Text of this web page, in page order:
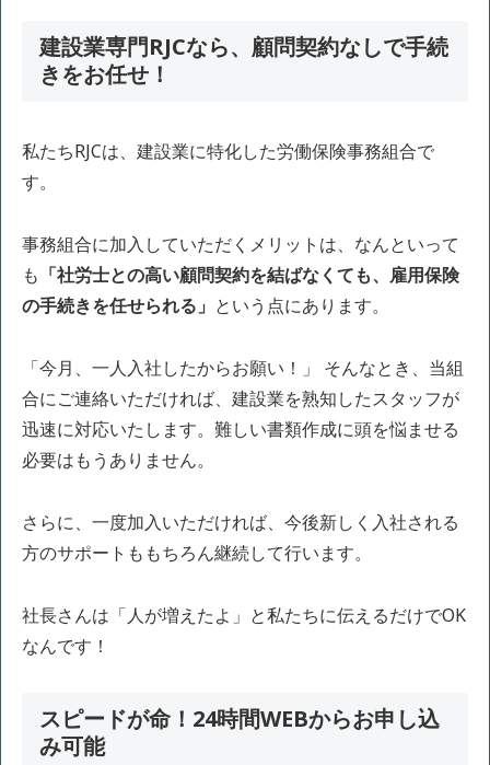
建設業専門RJCなら、顧問契約なしで手続
きをお任せ！
私たちRJCは、建設業に特化した労働保険事務組合で
す。
事務組合に加入していただくメリットは、なんといって
も 「社労士との高い顧問契約を結ばなくても、雇用保険
の手続きを任せられる」 という点にあります。
「今月、一人入社したからお願い！」 そんなとき、当組
合にご連絡いただければ、建設業を熟知したスタッフが
迅速に対応いたします。難しい書類作成に頭を悩ませる
必要はもうありません。
さらに、一度加入いただければ、今後新しく入社される
方のサポートももちろん継続して行います。
社長さんは「人が増えたよ」と私たちに伝えるだけでOK
なんです！
スピードが命！24時間WEBからお申し込
み可能